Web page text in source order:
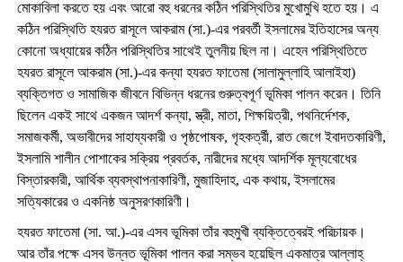
মোকাবিলা করতে হয় এবং আরো বহু ধরনের কঠিন পরিস্থিতির মুখোমুখি হতে হয়। এ
কঠিন পরিস্থিতি হযরত রাসূলে আকরাম (সা.)-এর পরবর্তী ইসলামের ইতিহাসের অন্য
কোনো অধ্যায়ের কঠিন পরিস্থিতির সাথেই তুলনীয় ছিল না। এহেন পরিস্থিতিতে
হযরত রাসূলে আকরাম (সা.)-এর কন্যা হযরত ফাতেমা (সালামুল্লাহি আলাইহা)
ব্যক্তিগত ও সামাজিক জীবনে বিভিন্ন ধরনের গুরুত্বপূর্ণ ভূমিকা পালন করেন। তিনি
ছিলেন একই সাথে একজন আদর্শ কন্যা, স্ত্রী, মাতা, শিক্ষয়িত্রী, পথনির্দেশক,
সমাজকর্মী, অভাবীদের সাহায্যকারী ও পৃষ্ঠপোষক, গৃহকর্ত্রী, রাত জেগে ইবাদতকারিণী,
ইসলামি শালীন পোশাকের সক্রিয় প্রবর্তক, নারীদের মধ্যে আদর্শিক মূল্যবোধের
বিস্তারকারী, আর্থিক ব্যবস্থাপনাকারিণী, মুজাহিদাহ, এক কথায়, ইসলামের
সত্যিকারের ও একনিষ্ঠ অনুসরণকারিণী।
হযরত ফাতেমা (সা. আ.)-এর এসব ভূমিকা তাঁর বহুমুখী ব্যক্তিত্বেরই পরিচায়ক।
আর তাঁর পক্ষে এসব উন্নত ভূমিকা পালন করা সম্ভব হয়েছিল একমাত্র আল্লাহ্